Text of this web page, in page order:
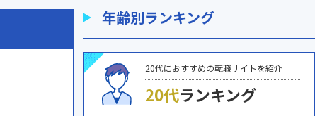
年齢別ランキング
20代におすすめの転職サイトを紹介
20代ランキング